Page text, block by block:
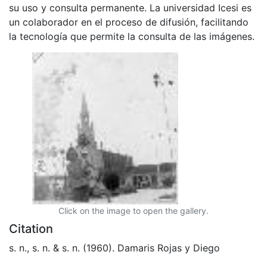
su uso y consulta permanente. La universidad Icesi es
un colaborador en el proceso de difusión, facilitando
la tecnología que permite la consulta de las imágenes.
Click on the image to open the gallery.
Citation
s. n., s. n. & s. n. (1960). Damaris Rojas y Diego